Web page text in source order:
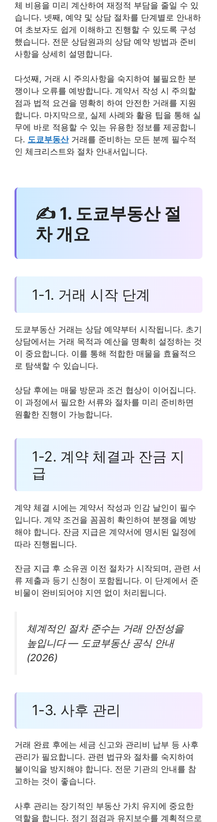
체 비용을 미리 계산하여 재정적 부담을 줄일 수 있
습니다. 넷째, 예약 및 상담 절차를 단계별로 안내하
여 초보자도 쉽게 이해하고 진행할 수 있도록 구성
했습니다. 전문 상담원과의 상담 예약 방법과 준비
사항을 상세히 설명합니다.
다섯째, 거래 시 주의사항을 숙지하여 불필요한 분
쟁이나 오류를 예방합니다. 계약서 작성 시 주의할
점과 법적 요건을 명확히 하여 안전한 거래를 지원
합니다. 마지막으로, 실제 사례와 활용 팁을 통해 실
무에 바로 적용할 수 있는 유용한 정보를 제공합니
다. 도쿄부동산거래를 준비하는 모든 분께 필수적
인 체크리스트와 절차 안내서입니다.
✍ 1. 도쿄부동산 절
차 개요
1-1. 거래 시작 단계
도쿄부동산 거래는 상담 예약부터 시작됩니다. 초기
상담에서는 거래 목적과 예산을 명확히 설정하는 것
이 중요합니다. 이를 통해 적합한 매물을 효율적으
로 탐색할 수 있습니다.
상담 후에는 매물 방문과 조건 협상이 이어집니다.
이 과정에서 필요한 서류와 절차를 미리 준비하면
원활한 진행이 가능합니다.
1-2. 계약 체결과 잔금 지
급
계약 체결 시에는 계약서 작성과 인감 날인이 필수
입니다. 계약 조건을 꼼꼼히 확인하여 분쟁을 예방
해야 합니다. 잔금 지급은 계약서에 명시된 일정에
따라 진행됩니다.
잔금 지급 후 소유권 이전 절차가 시작되며, 관련 서
류 제출과 등기 신청이 포함됩니다. 이 단계에서 준
비물이 완비되어야 지연 없이 처리됩니다.
체계적인 절차 준수는 거래 안전성을
높입니다 — 도쿄부동산 공식 안내
(2026)
1-3. 사후 관리
거래 완료 후에는 세금 신고와 관리비 납부 등 사후
관리가 필요합니다. 관련 법규와 절차를 숙지하여
불이익을 방지해야 합니다. 전문 기관의 안내를 참
고하는 것이 좋습니다.
사후 관리는 장기적인 부동산 가치 유지에 중요한
역할을 합니다. 정기 점검과 유지보수를 계획적으로